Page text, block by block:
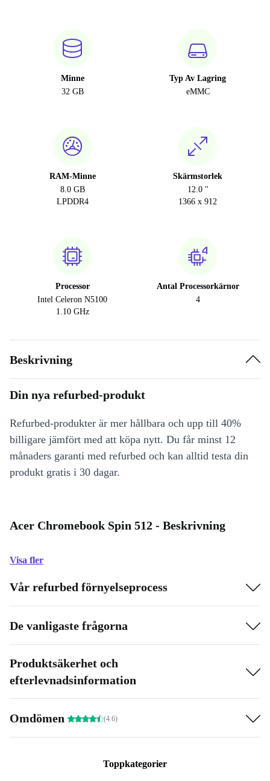
Minne
32 GB
Typ Av Lagring
eMMC
RAM-Minne
8.0 GB
LPDDR4
Skärmstorlek
12.0 "
1366 x 912
Processor
Intel Celeron N5100
1.10 GHz
Antal Processorkärnor
4
Beskrivning
Din nya refurbed-produkt
Refurbed-produkter är mer hållbara och upp till 40%
billigare jämfört med att köpa nytt. Du får minst 12
månaders garanti med refurbed och kan alltid testa din
produkt gratis i 30 dagar.
Acer Chromebook Spin 512 - Beskrivning
Visa fler
Vår refurbed förnyelseprocess
De vanligaste frågorna
Produktsäkerhet och
efterlevnadsinformation
Omdömen (4.6)
Toppkategorier